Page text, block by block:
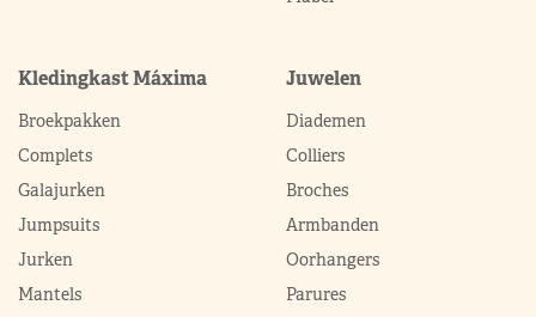
Kledingkast Máxima
Broekpakken
Complets
Galajurken
Jumpsuits
Jurken
Mantels
Juwelen
Diademen
Colliers
Broches
Armbanden
Oorhangers
Parures